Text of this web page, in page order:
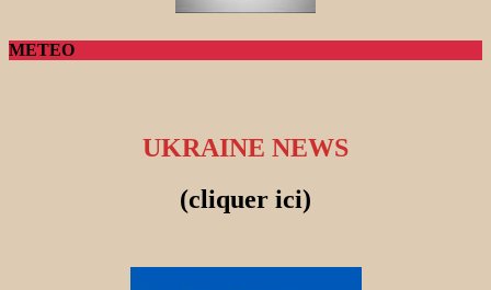
METEO
UKRAINE NEWS
(cliquer ici)